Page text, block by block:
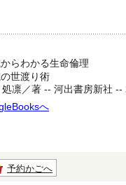
らわかる生命倫理
世渡り術
処凛／著 -- 河出書房新社
へ
予約かごへ